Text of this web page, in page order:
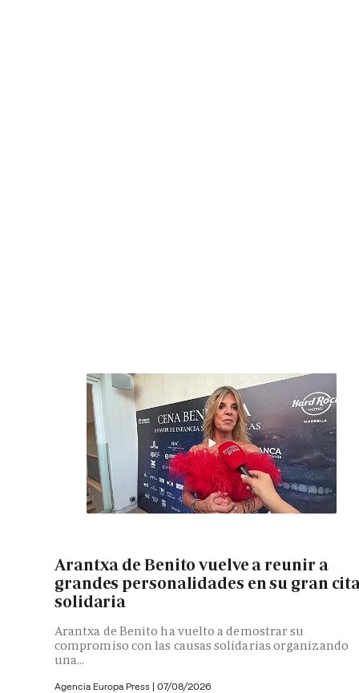
Arantxa de Benito vuelve a reunir a
grandes personalidades en su gran
solidaria
Arantxa de Benito ha vuelto a demostrar su
compromiso con las causas solidarias organizando
una...
Agencia Europa Press | 07/08/2026